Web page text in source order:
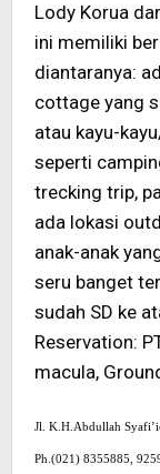
Lody Korua
ini memiliki
diantaranya:
cottage yang
atau kayu-
seperti
trecking trip,
ada lokasi
anak-anak
seru banget
sudah SD ke
Reservation:
macula,
Jl. K.H.Abdullah
Ph.(021) 8355885,